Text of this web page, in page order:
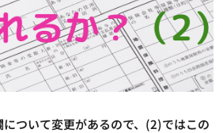
ついて変更があるので、(2)ではこの